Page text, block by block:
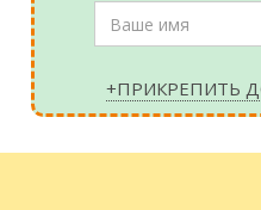
+ПРИКРЕПИТЬ